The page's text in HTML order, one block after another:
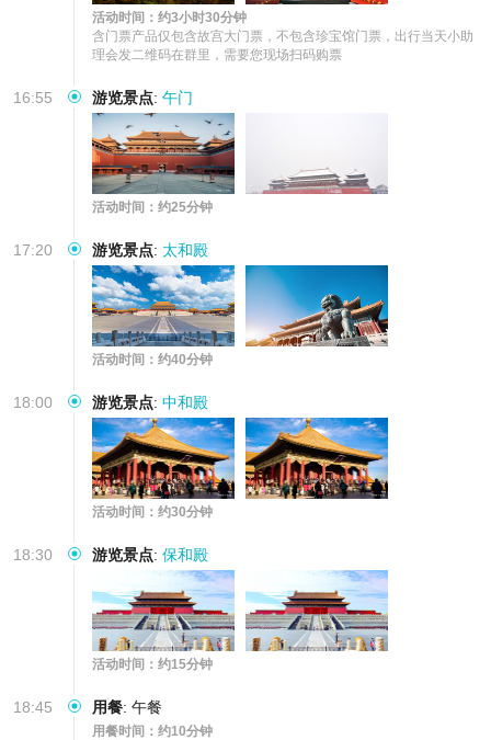
活动时间：约3小时30分钟
含门票产品仅包含故宫大门票，不包含珍宝馆门票，出行当天小助
理会发二维码在群里，需要您现场扫码购票
16:55 游览景点: 午门
活动时间：约25分钟
17:20 游览景点: 太和殿
活动时间：约40分钟
18:00 游览景点: 中和殿
活动时间：约30分钟
18:30 游览景点: 保和殿
活动时间：约15分钟
18:45 用餐: 午餐
用餐时间：约10分钟